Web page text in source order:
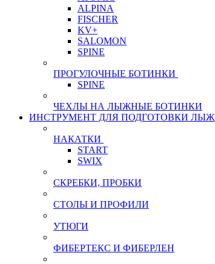
ALPINA
FISCHER
KV+
SALOMON
SPINE
ПРОГУЛОЧНЫЕ БОТИНКИ
SPINE
ЧЕХЛЫ НА ЛЫЖНЫЕ БОТИНКИ
ИНСТРУМЕНТ ДЛЯ ПОДГОТОВКИ ЛЫЖ
НАКАТКИ
START
SWIX
СКРЕБКИ, ПРОБКИ
СТОЛЫ И ПРОФИЛИ
УТЮГИ
ФИБЕРТЕКС И ФИБЕРЛЕН